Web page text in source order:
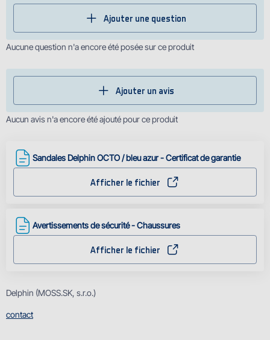
Ajouter une question
Aucune question n'a encore été posée sur ce produit
Ajouter un avis
Aucun avis n'a encore été ajouté pour ce produit
Sandales Delphin OCTO / bleu azur - Certificat de garantie
Afficher le fichier
Avertissements de sécurité - Chaussures
Afficher le fichier
Delphin (MOSS.SK, s.r.o.)
contact